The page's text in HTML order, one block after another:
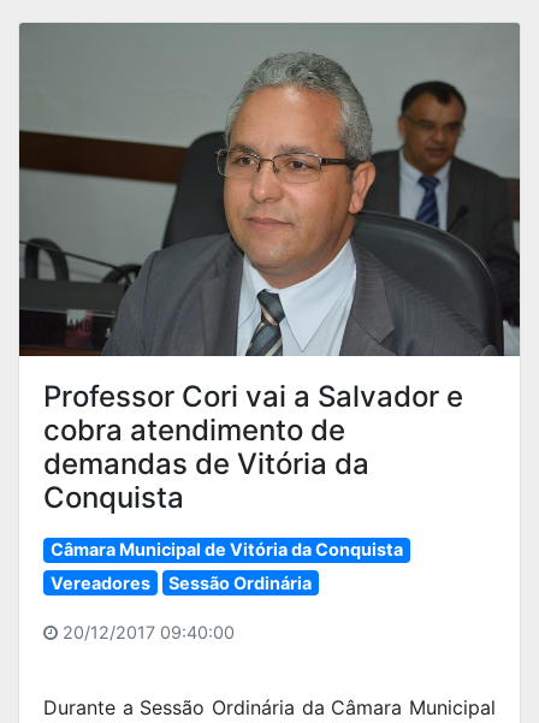
Professor Cori vai a Salvador e
cobra atendimento de
demandas de Vitória da
Conquista
Câmara Municipal de Vitória da Conquista
Vereadores
Sessão Ordinária
20/12/2017 09:40:00
Durante a Sessão Ordinária da Câmara Municipal